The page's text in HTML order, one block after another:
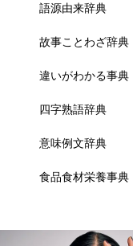
語源由来辞典
故事ことわざ辞典
違いがわかる事典
四字熟語辞典
意味例文辞典
食品食材栄養事典